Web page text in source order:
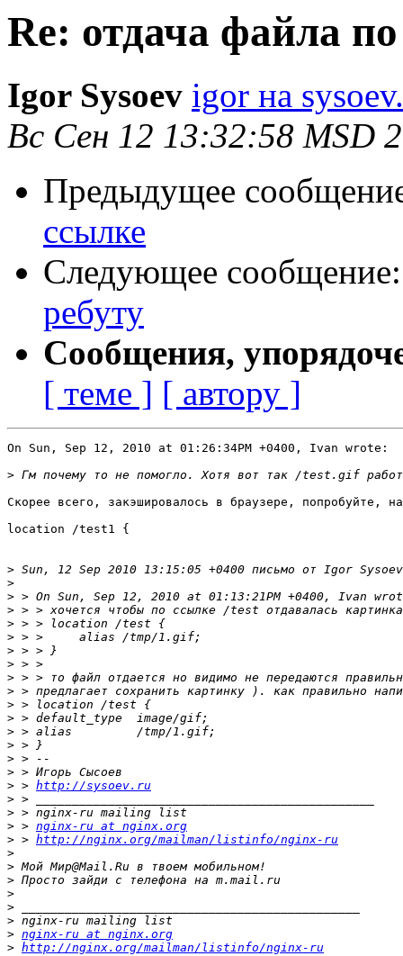
Re: отдача файла
Igor Sysoev igor на
Вс Сен 12 13:32:58 MSD
Предыдущее
ссылке
Следующее
ребуту
Сообщения,
[ теме ] [ автору ]
On Sun, Sep 12, 2010 at 01:26:34PM +0400, Ivan wrote:
>
Скорее всего, закэшировалось в браузере, попробуйте,
location /test1 {
> Sun, 12 Sep 2010 13:15:05 +0400 письмо от Igor
>
>
>
>
>
>
>
>
>
>
>
>
>
>
>
> > http://sysoev.ru
>
>
> > nginx-ru at nginx.org
> > http://nginx.org/mailman/listinfo/nginx-ru
>
>
>
>
>
>
> nginx-ru at nginx.org
> http://nginx.org/mailman/listinfo/nginx-ru